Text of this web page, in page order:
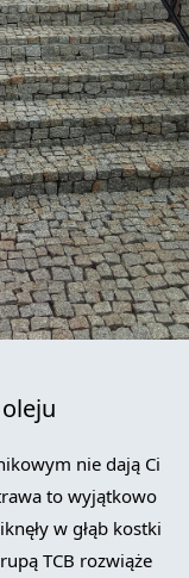
nie dają Ci
to wyjątkowo
w głąb kostki
TCB rozwiąże